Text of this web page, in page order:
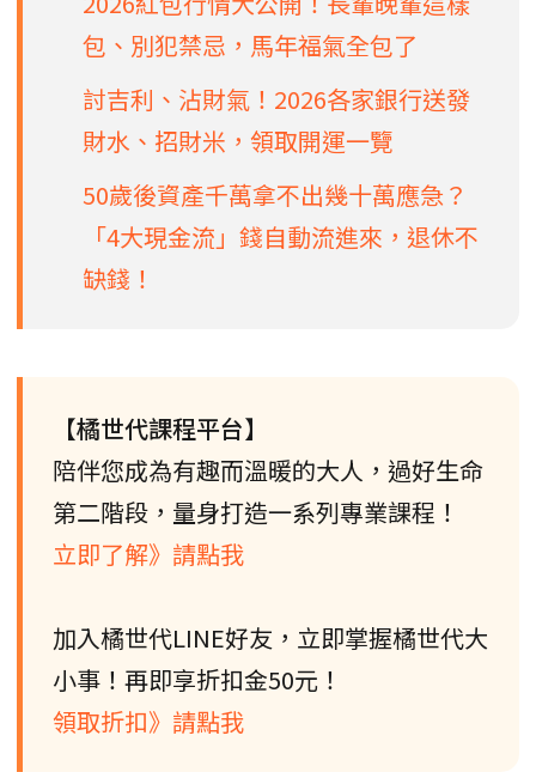
包、別犯禁忌，馬年福氣全包了
討吉利、沾財氣！2026各家銀行送發
財水、招財米，領取開運一覽
50歲後資產千萬拿不出幾十萬應急？
「4大現金流」錢自動流進來，退休不
缺錢！
【橘世代課程平台】
陪伴您成為有趣而溫暖的大人，過好生命
第二階段，量身打造一系列專業課程！
立即了解》請點我
加入橘世代LINE好友，立即掌握橘世代大
小事！再即享折扣金50元！
領取折扣》請點我